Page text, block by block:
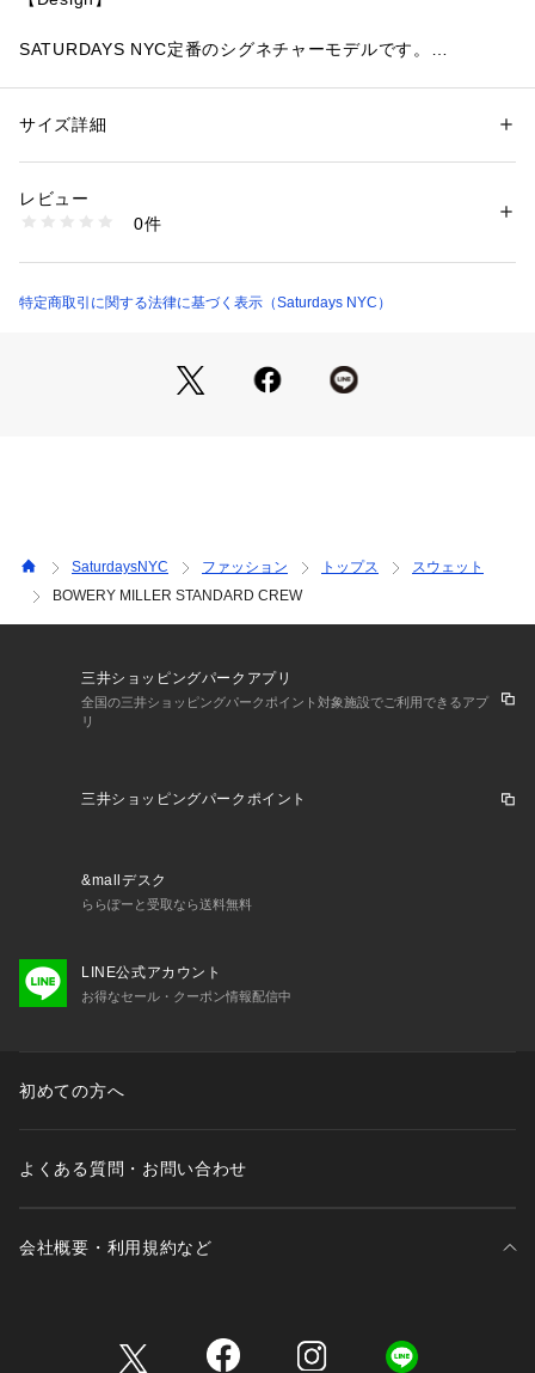
SATURDAYS NYC定番のシグネチャーモデルです。
す。
組成：（本体） コットン 100% （袖口・裾部分） コットン 1
【Size Specs】
XS/ 着丈 66 | 肩幅 49 | バスト 108 | そで丈 61
M/ 着丈 69 | 肩幅 52 | バスト 116 | そで丈 65.5
L/ 着丈 71 | 肩幅 53 | バスト 122 | そで丈 66
XL/ 着丈 73.5 | 肩幅 54 | バスト 126 | そで丈 67
※実際の商品と色味、仕様、加工、サイズ、素材等が若干異な
Item Code：BBM74060
性別：レディース
素材：（本体） コットン 100% （袖口・裾部分） コットン 100%
洗濯：洗濯機、漂白不可、タンブル乾燥不可、自然乾燥、アイロン仕上げ
可、ドライ不可、ウエットクリーニング可
商品番号：1095600000052 （モール）
サイズ詳細
レビュー
0件
特定商取引に関する法律に基づく表示（Saturdays NYC）
SaturdaysNYC ファッション トップス
スウェット
BOWERY MILLER STANDARD CREW
三井ショッピングパークアプリ
全国の三井ショッピングパークポイント対象施設でご利用できるアプ
リ
三井ショッピングパークポイント
&mallデスク
ららぽーと受取なら送料無料
LINE公式アカウント
お得なセール・クーポン情報配信中
初めての方へ
よくある質問・お問い合わせ
会社概要・利用規約など